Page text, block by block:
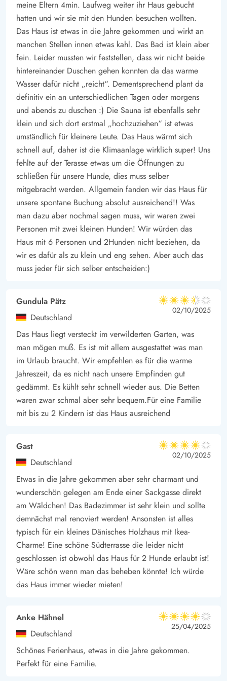
Für alle Naturliebhaber ist ein Besuch an der ca. 5 km
entfernten Nordsee ein Muss. Egal ob ein erfrischendes Bad
oder lange Touren mit eurem Hund - hier habt ihr viele
Möglichkeiten.
meine Eltern 4min. Laufweg weiter ihr Haus gebucht
hatten und wir sie mit den Hunden besuchen wollten.
Das Haus ist etwas in die Jahre gekommen und wirkt an
manchen Stellen innen etwas kahl. Das Bad ist klein aber
fein. Leider mussten wir feststellen, dass wir nicht beide
hintereinander Duschen gehen konnten da das warme
Wasser dafür nicht „reicht“. Dementsprechend plant da
definitiv ein an unterschiedlichen Tagen oder morgens
und abends zu duschen :) Die Sauna ist ebenfalls sehr
klein und sich dort erstmal „hochzuziehen“ ist etwas
umständlich für kleinere Leute. Das Haus wärmt sich
schnell auf, daher ist die Klimaanlage wirklich super! Uns
fehlte auf der Terasse etwas um die Öffnungen zu
schließen für unsere Hunde, dies muss selber
mitgebracht werden. Allgemein fanden wir das Haus für
unsere spontane Buchung absolut ausreichend!! Was
man dazu aber nochmal sagen muss, wir waren zwei
Personen mit zwei kleinen Hunden! Wir würden das
Haus mit 6 Personen und 2Hunden nicht beziehen, da
wir es dafür als zu klein und eng sehen. Aber auch das
muss jeder für sich selber entscheiden:)
Gundula Pätz
Deutschland
3.5 von 5
3.5 von 5
3.5 out of 5
02/10/2025
Das Haus liegt versteckt im verwilderten Garten, was
man mögen muß. Es ist mit allem ausgestattet was man
im Urlaub braucht. Wir empfehlen es für die warme
Jahreszeit, da es nicht nach unsere Empfinden gut
gedämmt. Es kühlt sehr schnell wieder aus. Die Betten
waren zwar schmal aber sehr bequem.Für eine Familie
mit bis zu 2 Kindern ist das Haus ausreichend
Gast
Deutschland
4 von 5
4 von 5
4 out of 5
02/10/2025
Etwas in die Jahre gekommen aber sehr charmant und
wunderschön gelegen am Ende einer Sackgasse direkt
am Wäldchen! Das Badezimmer ist sehr klein und sollte
demnächst mal renoviert werden! Ansonsten ist alles
typisch für ein kleines Dänisches Holzhaus mit Ikea-
Charme! Eine schöne Südterrasse die leider nicht
geschlossen ist obwohl das Haus für 2 Hunde erlaubt ist!
Wäre schön wenn man das beheben könnte! Ich würde
das Haus immer wieder mieten!
Anke Hähnel
Deutschland
4 von 5
4 von 5
4 out of 5
25/04/2025
Schönes Ferienhaus, etwas in die Jahre gekommen.
Perfekt für eine Familie.